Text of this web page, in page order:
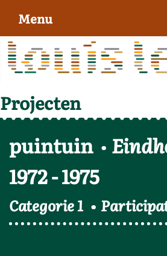
Projecten
puintuin
1972-1975
Categorie 1
Menu